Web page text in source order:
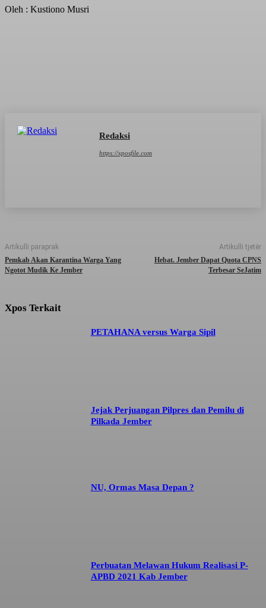
Oleh : Kustiono Musri
Redaksi
https://xposfile.com
Artikulli paraprak
Pemkab Akan Karantina Warga Yang
Ngotot Mudik Ke Jember
Artikulli tjetër
Hebat. Jember Dapat Quota CPNS
Terbesar SeJatim
Xpos Terkait
PETAHANA versus Warga Sipil
Jejak Perjuangan Pilpres dan Pemilu di
Pilkada Jember
NU, Ormas Masa Depan ?
Perbuatan Melawan Hukum Realisasi P-
APBD 2021 Kab Jember